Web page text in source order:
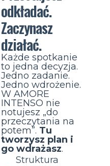
odkładać.
Zaczynasz
działać.
Każde spotkanie
to jedna decyzja.
Jedno zadanie.
Jedno wdrożenie.
W AMORE
INTENSO nie
notujesz „do
przeczytania na
potem”. Tu
tworzysz plan i
go wdrażasz.
Struktura